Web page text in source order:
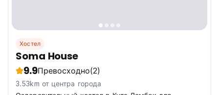
Хостел
Soma House
9.9Превосходно(2)
3.53km от центра города